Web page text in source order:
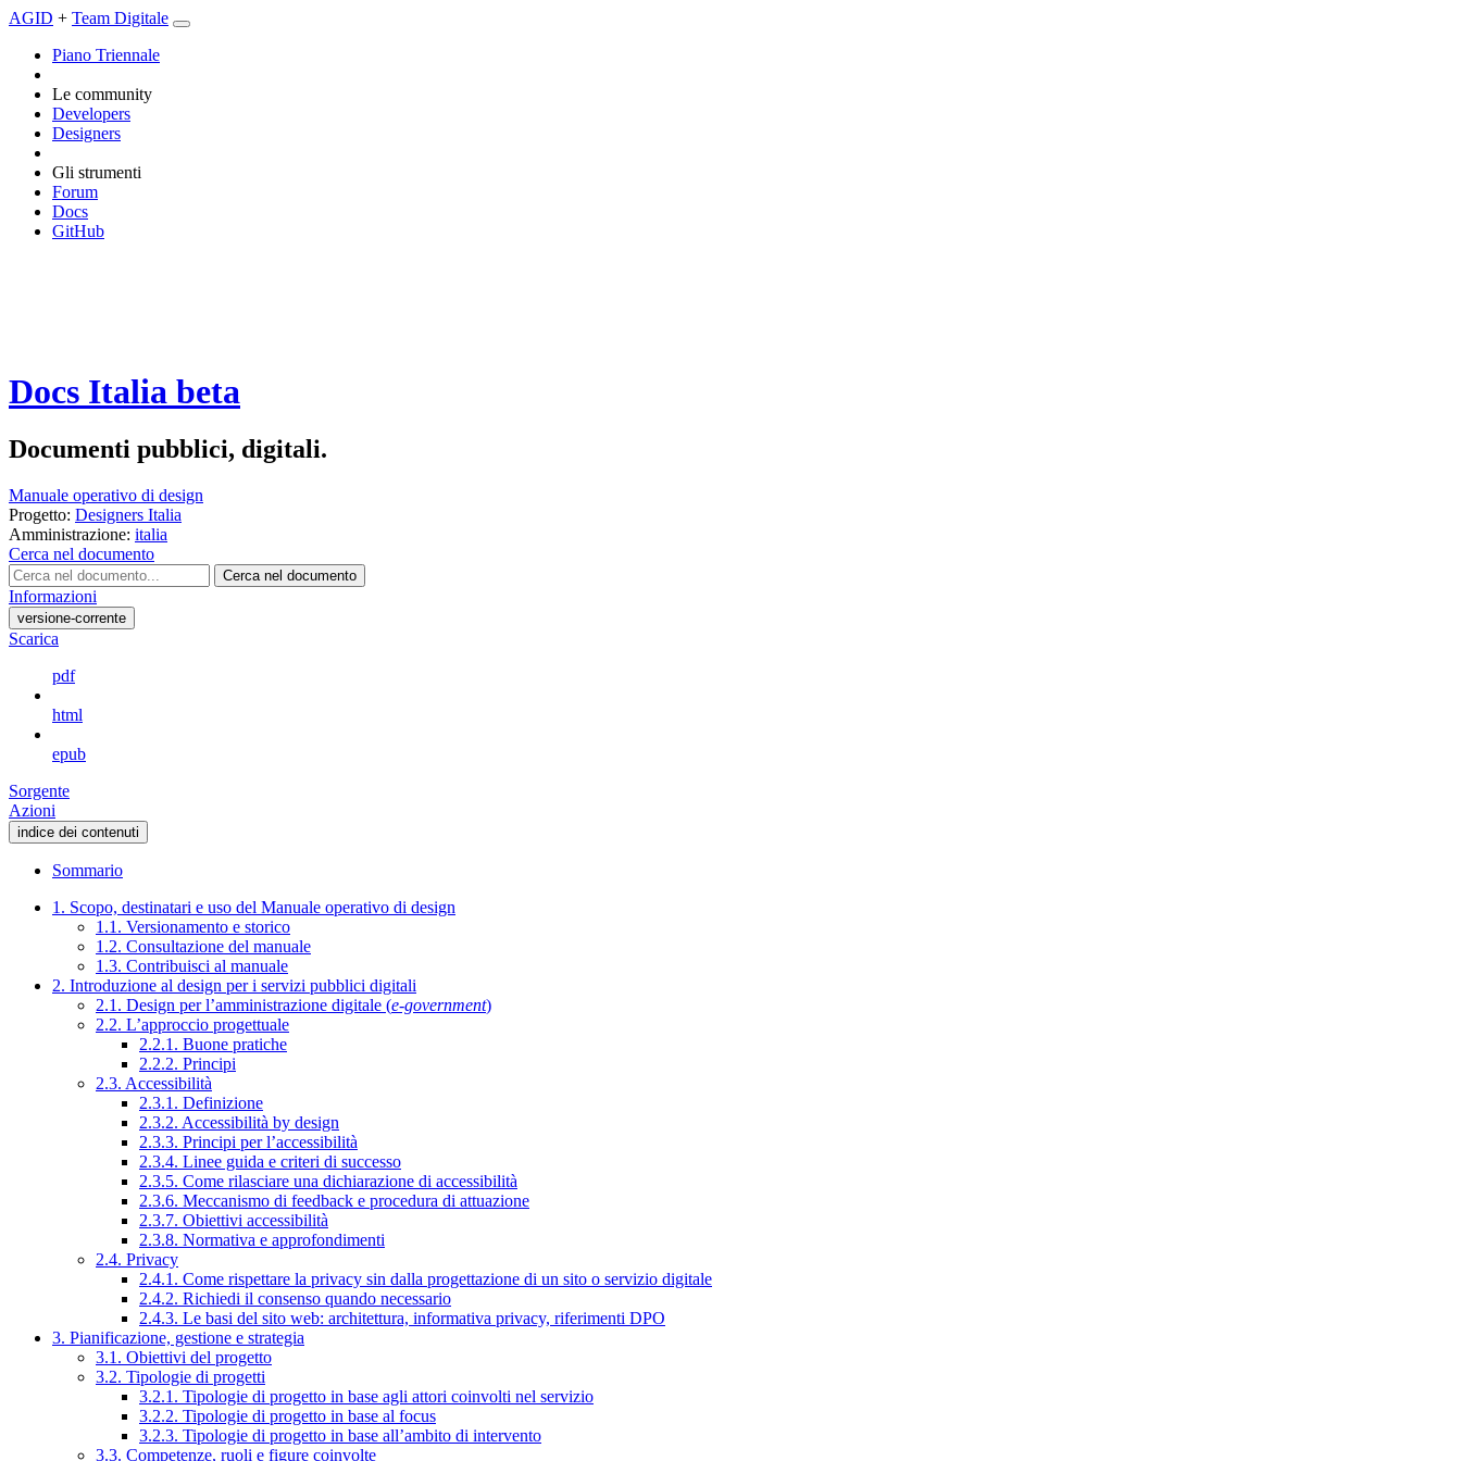
AGID + Team Digitale
Piano Triennale
Le community
Developers
Designers
Gli strumenti
Forum
Docs
GitHub
Docs Italia beta
Documenti pubblici, digitali.
Manuale operativo di design
Progetto: Designers Italia
Amministrazione: italia
Cerca nel documento
Cerca nel documento
Informazioni
versione-corrente
Scarica
pdf
html
epub
Sorgente
Azioni
indice dei contenuti
Sommario
1. Scopo, destinatari e uso del Manuale operativo di design
1.1. Versionamento e storico
1.2. Consultazione del manuale
1.3. Contribuisci al manuale
2. Introduzione al design per i servizi pubblici digitali
2.1. Design per l’amministrazione digitale (e-government)
2.2. L’approccio progettuale
2.2.1. Buone pratiche
2.2.2. Principi
2.3. Accessibilità
2.3.1. Definizione
2.3.2. Accessibilità by design
2.3.3. Principi per l’accessibilità
2.3.4. Linee guida e criteri di successo
2.3.5. Come rilasciare una dichiarazione di accessibilità
2.3.6. Meccanismo di feedback e procedura di attuazione
2.3.7. Obiettivi accessibilità
2.3.8. Normativa e approfondimenti
2.4. Privacy
2.4.1. Come rispettare la privacy sin dalla progettazione di un sito o servizio digitale
2.4.2. Richiedi il consenso quando necessario
2.4.3. Le basi del sito web: architettura, informativa privacy, riferimenti DPO
3. Pianificazione, gestione e strategia
3.1. Obiettivi del progetto
3.2. Tipologie di progetti
3.2.1. Tipologie di progetto in base agli attori coinvolti nel servizio
3.2.2. Tipologie di progetto in base al focus
3.2.3. Tipologie di progetto in base all’ambito di intervento
3.3. Competenze, ruoli e figure coinvolte